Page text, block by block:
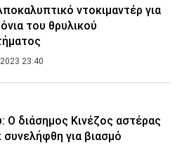
ντοκιμαντέρ για
του θρυλικού
23:40
Ο διάσημος Κινέζος αστέρας
για βιασμό